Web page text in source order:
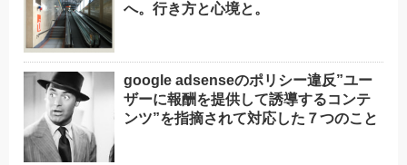
へ。行き方と心境と。
google adsenseのポリシー違反”ユー
ザーに報酬を提供して誘導するコンテ
ンツ”を指摘されて対応した７つのこと